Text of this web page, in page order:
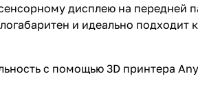
дисплею на передней
и идеально подходит
с помощью 3D принтера